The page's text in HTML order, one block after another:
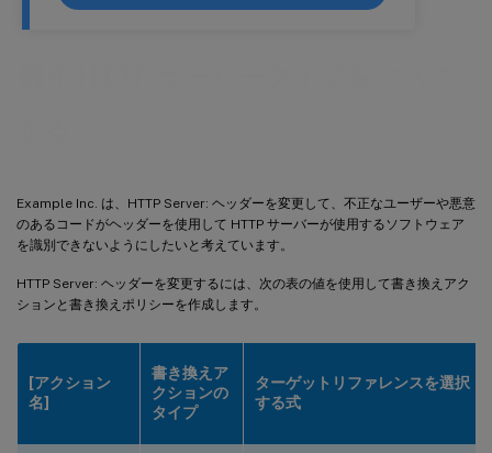
Example Inc. は、HTTP Server: ヘッダーを変更して、不正なユーザーや悪意
のあるコードがヘッダーを使用して HTTP サーバーが使用するソフトウェア
を識別できないようにしたいと考えています。
HTTP Server: ヘッダーを変更するには、次の表の値を使用して書き換えアク
ションと書き換えポリシーを作成します。
[アクション
名]
書き換えア
クションの
タイプ
ターゲットリファレンスを選択
する式